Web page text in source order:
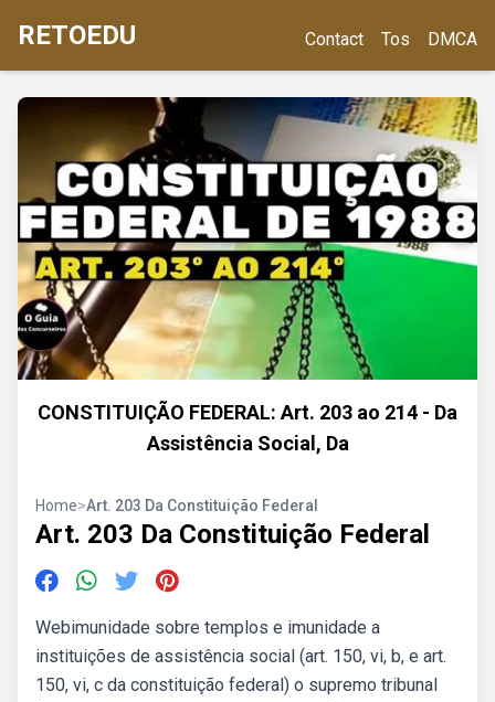
RETOEDU Contact Tos DMCA
CONSTITUIÇÃO FEDERAL: Art. 203 ao 214 - Da
Assistência Social, Da
Home>Art. 203 Da Constituição Federal
Art. 203 Da Constituição Federal
Webimunidade sobre templos e imunidade a
instituições de assistência social (art. 150, vi, b, e art.
150, vi, c da constituição federal) o supremo tribunal